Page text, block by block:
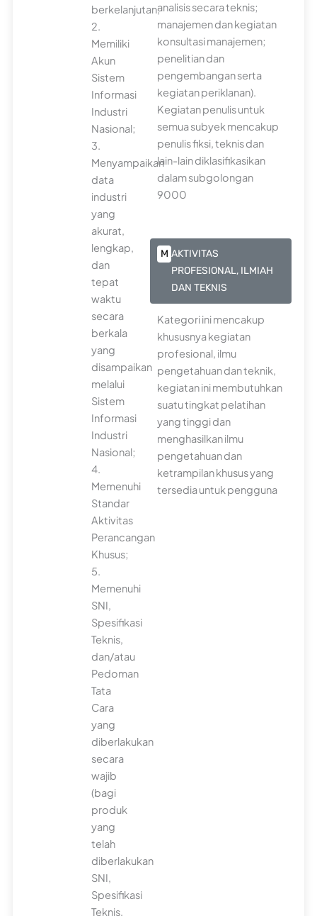
berkelanjutan;
2.
Memiliki
Akun
Sistem
Informasi
Industri
Nasional;
3.
Menyampaikan
data
industri
yang
akurat,
lengkap,
dan
tepat
waktu
secara
berkala
yang
disampaikan
melalui
Sistem
Informasi
Industri
Nasional;
4.
Memenuhi
Standar
Aktivitas
Perancangan
Khusus;
5.
Memenuhi
SNI,
Spesifikasi
Teknis,
dan/atau
Pedoman
Tata
Cara
yang
diberlakukan
secara
wajib
(bagi
produk
yang
telah
diberlakukan
SNI,
Spesifikasi
Teknis,
analisis secara teknis;
manajemen dan kegiatan
konsultasi manajemen;
penelitian dan
pengembangan serta
kegiatan periklanan).
Kegiatan penulis untuk
semua subyek mencakup
penulis fiksi, teknis dan
lain-lain diklasifikasikan
dalam subgolongan
9000
M AKTIVITAS
PROFESIONAL, ILMIAH
DAN TEKNIS
Kategori ini mencakup
khususnya kegiatan
profesional, ilmu
pengetahuan dan teknik,
kegiatan ini membutuhkan
suatu tingkat pelatihan
yang tinggi dan
menghasilkan ilmu
pengetahuan dan
ketrampilan khusus yang
tersedia untuk pengguna